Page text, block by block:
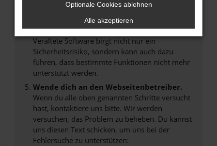
Stelle sicher, dass dein Browser und dein
Betriebssystem auf dem neuesten Stand
sind.
Veraltete Software birgt nicht nur ein
Sicherheitsrisiko, sondern kann auch dazu
führen, dass bestimmte Funktionen nicht mehr
unterstützt werden.
Wende dich an den Webseitenbetreiber.
Wenn du alle oben genannten Schritte versucht
hast, kontaktiere uns bitte. Wir werden
versuchen, das Problem zu beheben. Du kannst
uns diesen Text schicken, um uns bei der
Fehlersuche zu unterstützen:
Optionale Cookies ablehnen
Alle akzeptieren